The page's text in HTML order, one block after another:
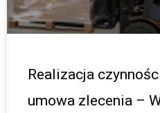
Realizacja
umowa zlecenia –